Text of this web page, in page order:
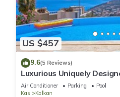
US $457
9.6(5 Reviews)
Luxurious Uniquely
Infinity Pool and OMG
Air Conditioner Parking
Pool
Kas
Kalkan